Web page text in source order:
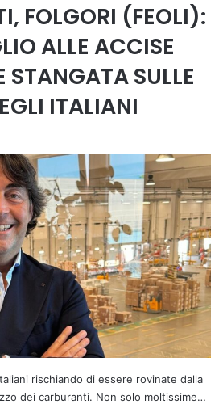
FOLGORI (FEOLI):
ALLE ACCISE
STANGATA SULLE
ITALIANI
rischiando di essere rovinate dalla
dei carburanti. Non solo moltissime…